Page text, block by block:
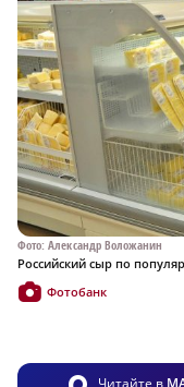
Фото: Александр Воложанин
Российский сыр по
Фотобанк